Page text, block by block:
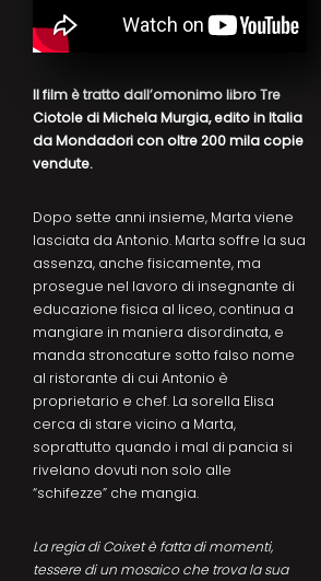
Il film è tratto dall’omonimo libro Tre
Ciotole di Michela Murgia, edito in Italia
da Mondadori con oltre 200 mila copie
vendute.
Dopo sette anni insieme, Marta viene
lasciata da Antonio. Marta soffre la sua
assenza, anche fisicamente, ma
prosegue nel lavoro di insegnante di
educazione fisica al liceo, continua a
mangiare in maniera disordinata, e
manda stroncature sotto falso nome
al ristorante di cui Antonio è
proprietario e chef. La sorella Elisa
cerca di stare vicino a Marta,
soprattutto quando i mal di pancia si
rivelano dovuti non solo alle
“schifezze” che mangia.
La regia di Coixet è fatta di momenti,
tessere di un mosaico che trova la sua